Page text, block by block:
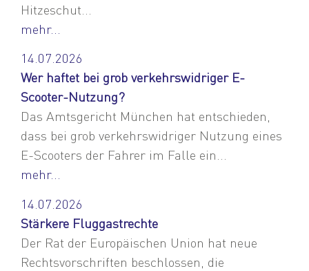
Hitzeschut...
mehr...
14.07.2026
Wer haftet bei grob verkehrswidriger E-
Scooter-Nutzung?
Das Amtsgericht München hat entschieden,
dass bei grob verkehrswidriger Nutzung eines
E-Scooters der Fahrer im Falle ein...
mehr...
14.07.2026
Stärkere Fluggastrechte
Der Rat der Europäischen Union hat neue
Rechtsvorschriften beschlossen, die